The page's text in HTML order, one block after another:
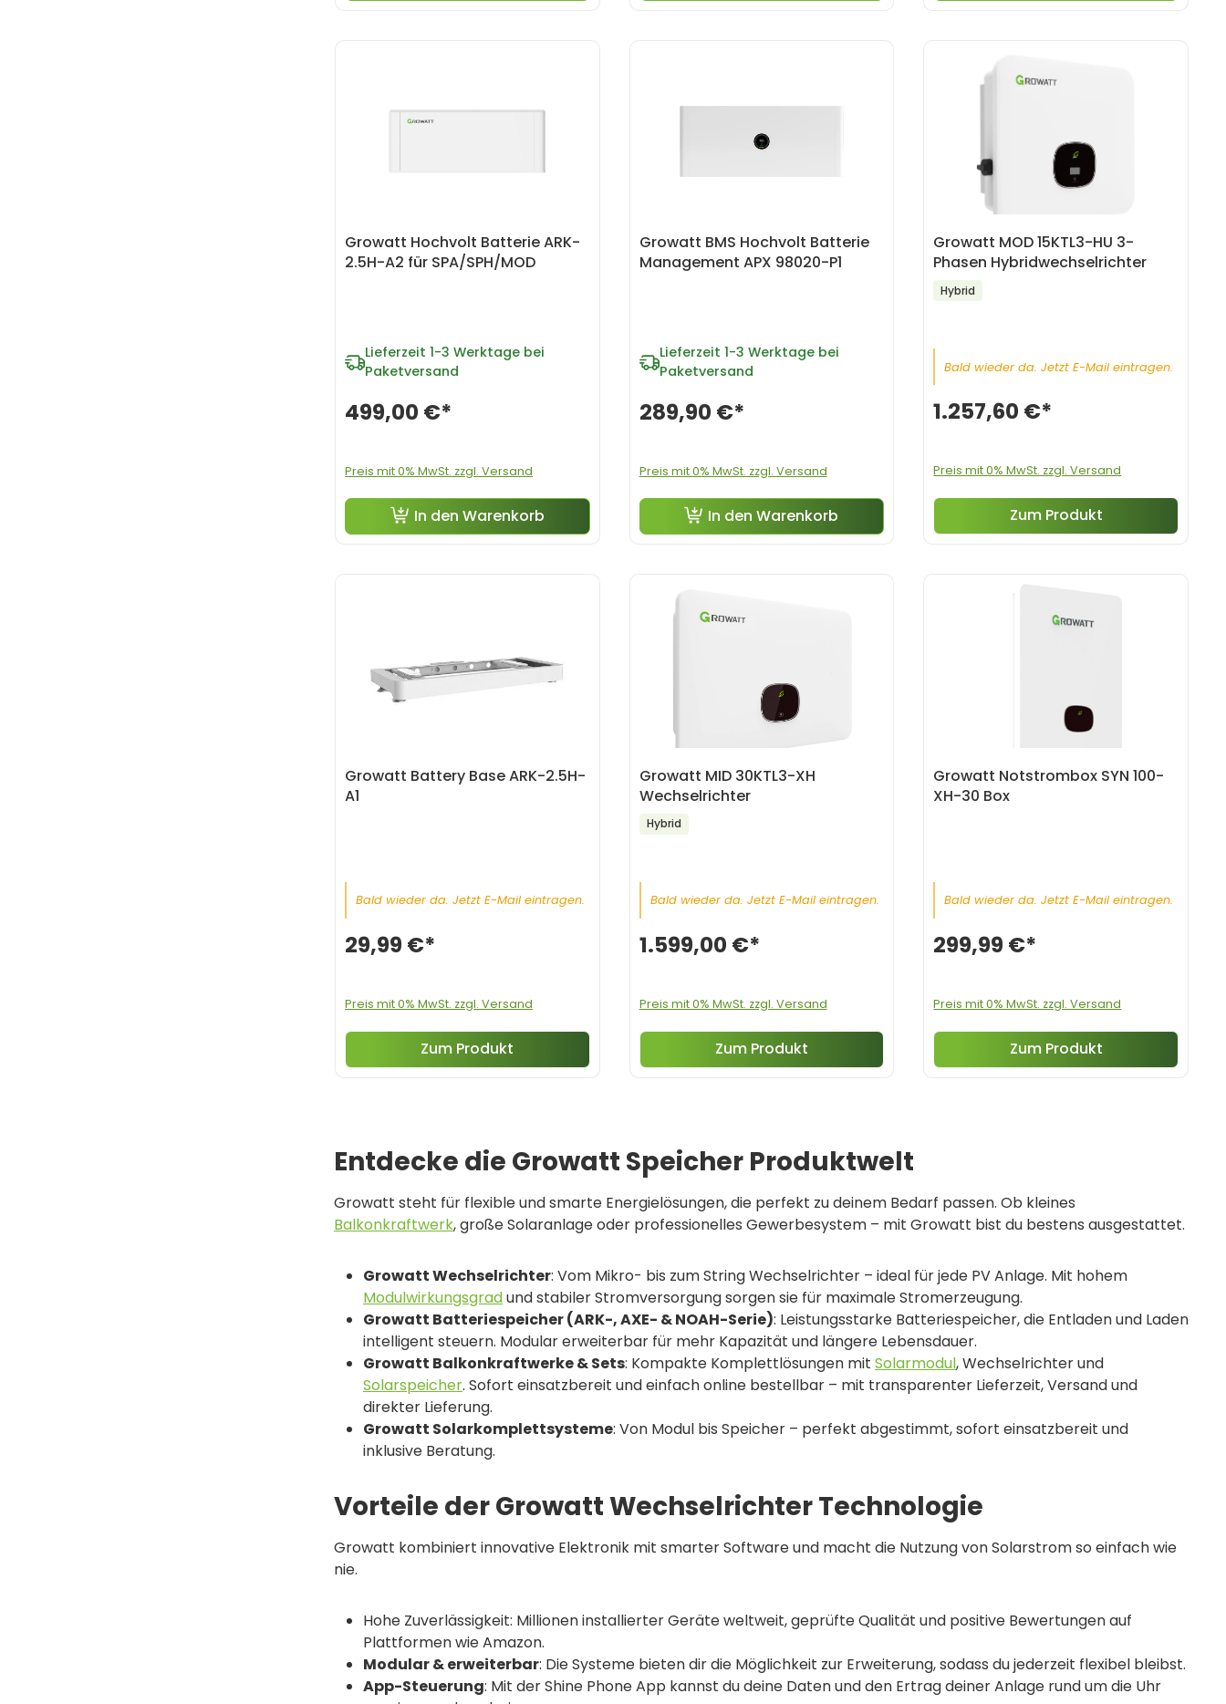
Growatt Hochvolt Batterie ARK-
2.5H-A2 für SPA/SPH/MOD
Lieferzeit 1-3 Werktage bei
Paketversand
499,00 €*
Preis mit 0% MwSt. zzgl. Versand
In den Warenkorb
Growatt BMS Hochvolt Batterie
Management APX 98020-P1
Lieferzeit 1-3 Werktage bei
Paketversand
289,90 €*
Preis mit 0% MwSt. zzgl. Versand
In den Warenkorb
Growatt MOD 15KTL3-HU 3-
Phasen Hybridwechselrichter
Hybrid
Bald wieder da. Jetzt E-Mail eintragen.
1.257,60 €*
Preis mit 0% MwSt. zzgl. Versand
Zum Produkt
Growatt Battery Base ARK-2.5H-
A1
Bald wieder da. Jetzt E-Mail eintragen.
29,99 €*
Preis mit 0% MwSt. zzgl. Versand
Zum Produkt
Growatt MID 30KTL3-XH
Wechselrichter
Hybrid
Bald wieder da. Jetzt E-Mail eintragen.
1.599,00 €*
Preis mit 0% MwSt. zzgl. Versand
Zum Produkt
Growatt Notstrombox SYN 100-
XH-30 Box
Bald wieder da. Jetzt E-Mail eintragen.
299,99 €*
Preis mit 0% MwSt. zzgl. Versand
Zum Produkt
Entdecke die Growatt Speicher Produktwelt
Growatt steht für flexible und smarte Energielösungen, die perfekt zu deinem Bedarf passen. Ob kleines
Balkonkraftwerk, große Solaranlage oder professionelles Gewerbesystem – mit Growatt bist du bestens ausgestattet.
Growatt Wechselrichter: Vom Mikro- bis zum String Wechselrichter – ideal für jede PV Anlage. Mit hohem
Modulwirkungsgradund stabiler Stromversorgung sorgen sie für maximale Stromerzeugung.
Growatt Batteriespeicher (ARK-, AXE- & NOAH-Serie): Leistungsstarke Batteriespeicher, die Entladen und Laden
intelligent steuern. Modular erweiterbar für mehr Kapazität und längere Lebensdauer.
Growatt Balkonkraftwerke & Sets: Kompakte Komplettlösungen mit Solarmodul, Wechselrichter und
Solarspeicher. Sofort einsatzbereit und einfach online bestellbar – mit transparenter Lieferzeit, Versand und
direkter Lieferung.
Growatt Solarkomplettsysteme: Von Modul bis Speicher – perfekt abgestimmt, sofort einsatzbereit und
inklusive Beratung.
Vorteile der Growatt Wechselrichter Technologie
Growatt kombiniert innovative Elektronik mit smarter Software und macht die Nutzung von Solarstrom so einfach wie
nie.
Hohe Zuverlässigkeit: Millionen installierter Geräte weltweit, geprüfte Qualität und positive Bewertungen auf
Plattformen wie Amazon.
Modular & erweiterbar: Die Systeme bieten dir die Möglichkeit zur Erweiterung, sodass du jederzeit flexibel bleibst.
App-Steuerung: Mit der Shine Phone App kannst du deine Daten und den Ertrag deiner Anlage rund um die Uhr